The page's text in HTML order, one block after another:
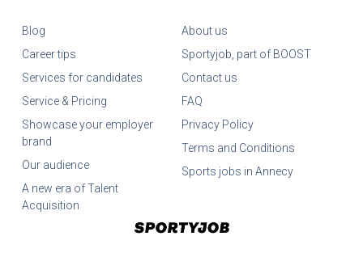
Blog
Career tips
Services for candidates
Service & Pricing
Showcase your employer
brand
Our audience
A new era of Talent
Acquisition
About us
Sportyjob, part of BOOST
Contact us
FAQ
Privacy Policy
Terms and Conditions
Sports jobs in Annecy